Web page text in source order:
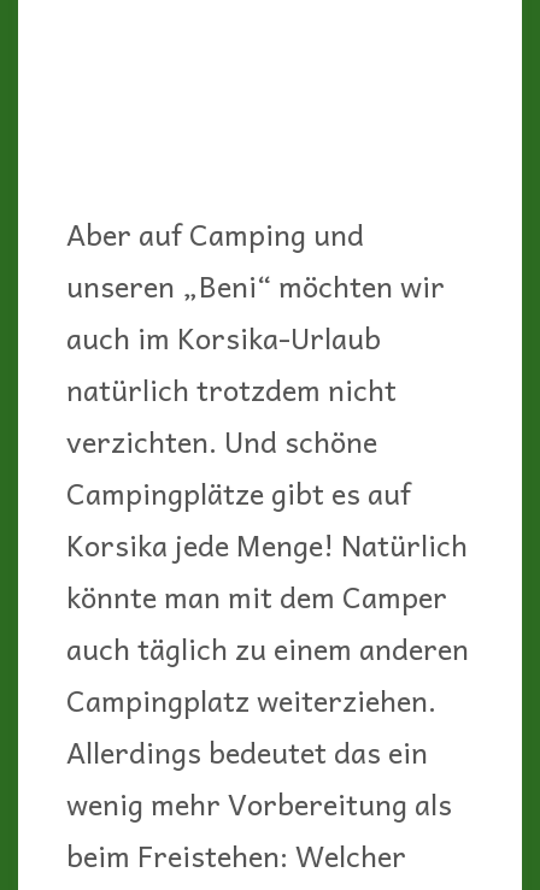
• an der nördlichen Westküste
(zwischen Calvi und L´Ile
Rousse): Camping de la Plage
in Algajola